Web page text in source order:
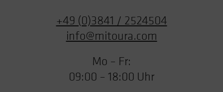
+49 (0)3841 / 2524504
info@mitoura.com
Mo – Fr:
09:00 – 18:00 Uhr